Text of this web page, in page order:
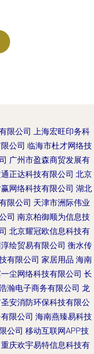
限公司 上海宏旺印务科
公司 临海市杜才网络技
广州市盈森商贸发展有
正达科技有限公司 北京
网络科技有限公司 湖北
限公司 天津市洲际伟业
司 南京柏御顺为信息技
北京耀冠欧信息科技有
绘贸易有限公司 衡水传
有限公司 家居用品 海南
尘网络科技有限公司 长
瀚电子商务有限公司 龙
安消防环保科技有限公
限公司 海南燕臻易科技
公司 移动互联网APP技
重庆欢宇易特信息科技有